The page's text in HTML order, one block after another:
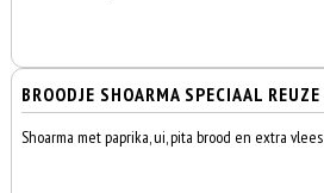
BROODJE SHOARMA SPECIAAL REUZE
Shoarma met paprika, ui, pita brood en extra vlees